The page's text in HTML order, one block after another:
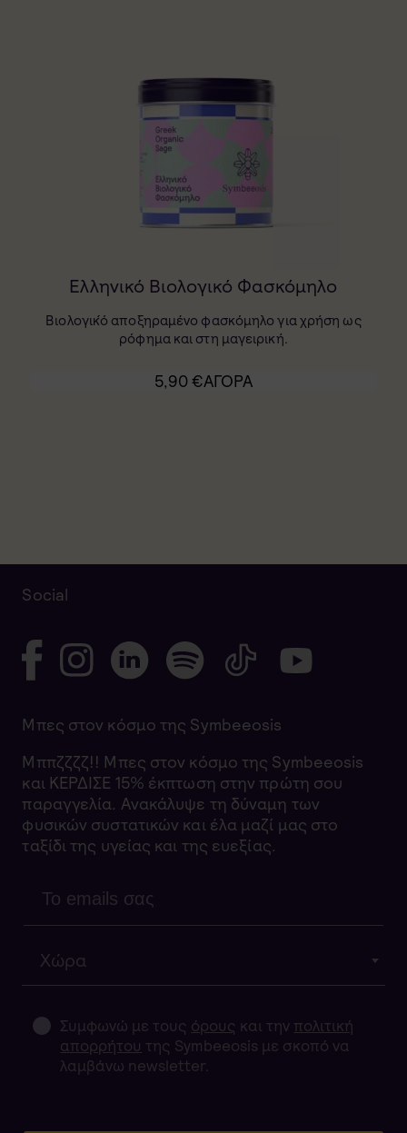
Ελληνικό Βιολογικό Φασκόμηλο
Βιολογικ́ό αποξηραμένο φασκόμηλο για χρήση ως
ρόφημα και στη μαγειρική.
5,90€ΑΓΟΡΑ
Social
Μπες στον κόσμο της Symbeeosis
Μππζζζζ!! Μπες στον κόσμο της Symbeeosis
και ΚΕΡΔΙΣΕ 15% έκπτωση στην πρώτη σου
παραγγελία. Ανακάλυψε τη δύναμη των
φυσικών συστατικών και έλα μαζί μας στο
ταξίδι της υγείας και της ευεξίας.
Χώρα
Συμφωνώ με τους όρους και την πολιτική
απορρήτου της Symbeeosis με σκοπό να
λαμβάνω newsletter.